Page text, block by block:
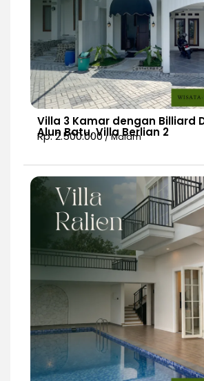
Villa 3 Kamar dengan Billiard
Alun Batu, Villa Berlian 2
Rp. 2.500.000/ Malam